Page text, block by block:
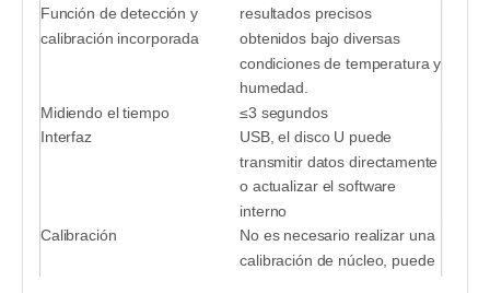
Función de detección y
calibración incorporada
resultados precisos
obtenidos bajo diversas
condiciones de temperatura y
humedad.
Midiendo el tiempo
≤3 segundos
Interfaz
USB, el disco U puede
transmitir datos directamente
o actualizar el software
interno
Calibración
No es necesario realizar una
calibración de núcleo, puede